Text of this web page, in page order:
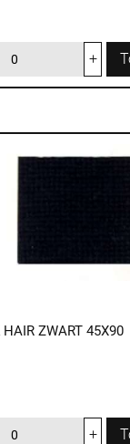
+
ZWART 45X90
+